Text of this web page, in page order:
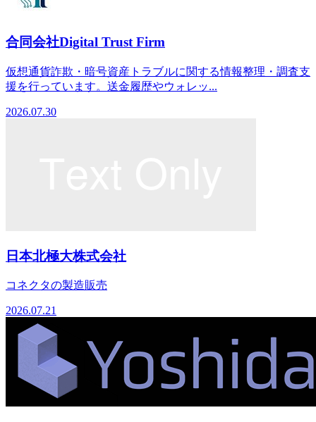
合同会社Digital Trust Firm
仮想通貨詐欺・暗号資産トラブルに関する情報整理・調査支
援を行っています。送金履歴やウォレッ...
2026.07.30
日本北極大株式会社
コネクタの製造販売
2026.07.21